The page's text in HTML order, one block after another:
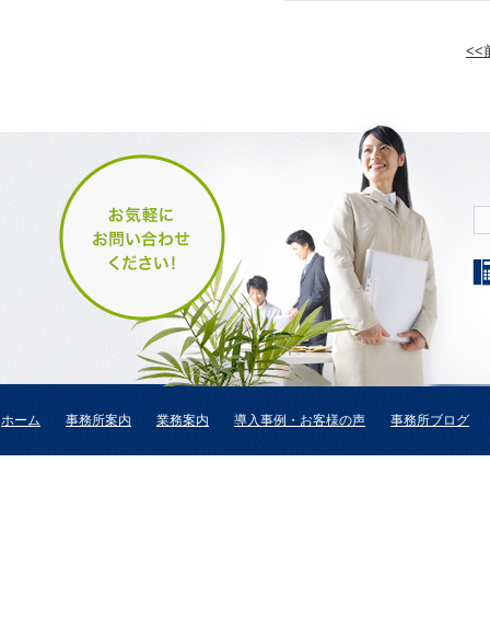
<<
ホーム 事務所案内 業務案内 導入事例・お客様の声 事務所ブログ